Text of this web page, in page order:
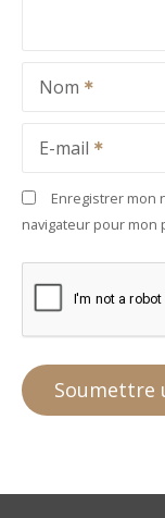
Nom
E-mail
Enregistrer mon
navigateur pour mon